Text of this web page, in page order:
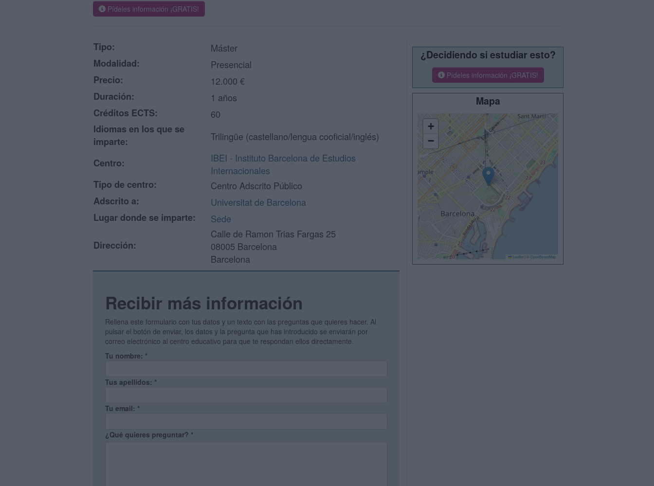
Pídeles información ¡GRATIS!
Tipo:
Máster
Modalidad:
Presencial
Precio:
12.000 €
Duración:
1 años
Créditos ECTS:
60
Idiomas en los que se
imparte:
Trilingüe (castellano/lengua cooficial/inglés)
Centro:
IBEI - Instituto Barcelona de Estudios
Internacionales
Tipo de centro:
Centro Adscrito Público
Adscrito a:
Universitat de Barcelona
Lugar donde se imparte:
Sede
Dirección:
Calle de Ramon Trias Fargas 25
08005 Barcelona
Barcelona
Recibir más información
Rellena este formulario con tus datos y un texto con las preguntas que quieres hacer. Al
pulsar el botón de enviar, los datos y la pregunta que has introducido se enviarán por
correo electrónico al centro educativo para que te respondan ellos directamente.
Tu nombre: *
Tus apellidos: *
Tu email: *
¿Qué quieres preguntar? *
¿Decidiendo si estudiar esto?
Pídeles información ¡GRATIS!
Mapa
+
−
Leaflet © OpenStreetMap